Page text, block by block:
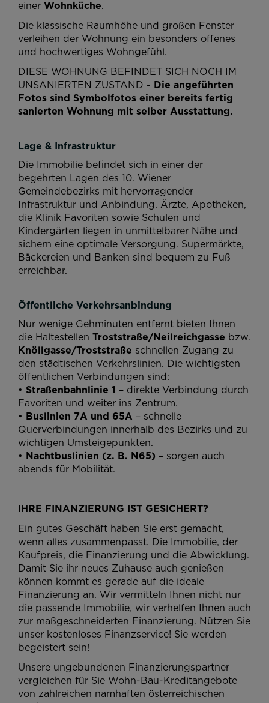
einer Wohnküche.
Die klassische Raumhöhe und großen Fenster
verleihen der Wohnung ein besonders offenes
und hochwertiges Wohngefühl.
DIESE WOHNUNG BEFINDET SICH NOCH IM
UNSANIERTEN ZUSTAND - Die angeführten
Fotos sind Symbolfotos einer bereits fertig
sanierten Wohnung mit selber Ausstattung.
Lage & Infrastruktur
Die Immobilie befindet sich in einer der
begehrten Lagen des 10. Wiener
Gemeindebezirks mit hervorragender
Infrastruktur und Anbindung. Ärzte, Apotheken,
die Klinik Favoriten sowie Schulen und
Kindergärten liegen in unmittelbarer Nähe und
sichern eine optimale Versorgung. Supermärkte,
Bäckereien und Banken sind bequem zu Fuß
erreichbar.
Öffentliche Verkehrsanbindung
Nur wenige Gehminuten entfernt bieten Ihnen
die Haltestellen Troststraße/Neilreichgasse bzw.
Knöllgasse/Troststraße schnellen Zugang zu
den städtischen Verkehrslinien. Die wichtigsten
öffentlichen Verbindungen sind:
• Straßenbahnlinie 1 – direkte Verbindung durch
Favoriten und weiter ins Zentrum.
• Buslinien 7A und 65A – schnelle
Querverbindungen innerhalb des Bezirks und zu
wichtigen Umsteigepunkten.
• Nachtbuslinien (z. B. N65) – sorgen auch
abends für Mobilität.
IHRE FINANZIERUNG IST GESICHERT?
Ein gutes Geschäft haben Sie erst gemacht,
wenn alles zusammenpasst. Die Immobilie, der
Kaufpreis, die Finanzierung und die Abwicklung.
Damit Sie ihr neues Zuhause auch genießen
können kommt es gerade auf die ideale
Finanzierung an. Wir vermitteln Ihnen nicht nur
die passende Immobilie, wir verhelfen Ihnen auch
zur maßgeschneiderten Finanzierung. Nützen Sie
unser kostenloses Finanzservice! Sie werden
begeistert sein!
Unsere ungebundenen Finanzierungspartner
vergleichen für Sie Wohn-Bau-Kreditangebote
von zahlreichen namhaften österreichischen